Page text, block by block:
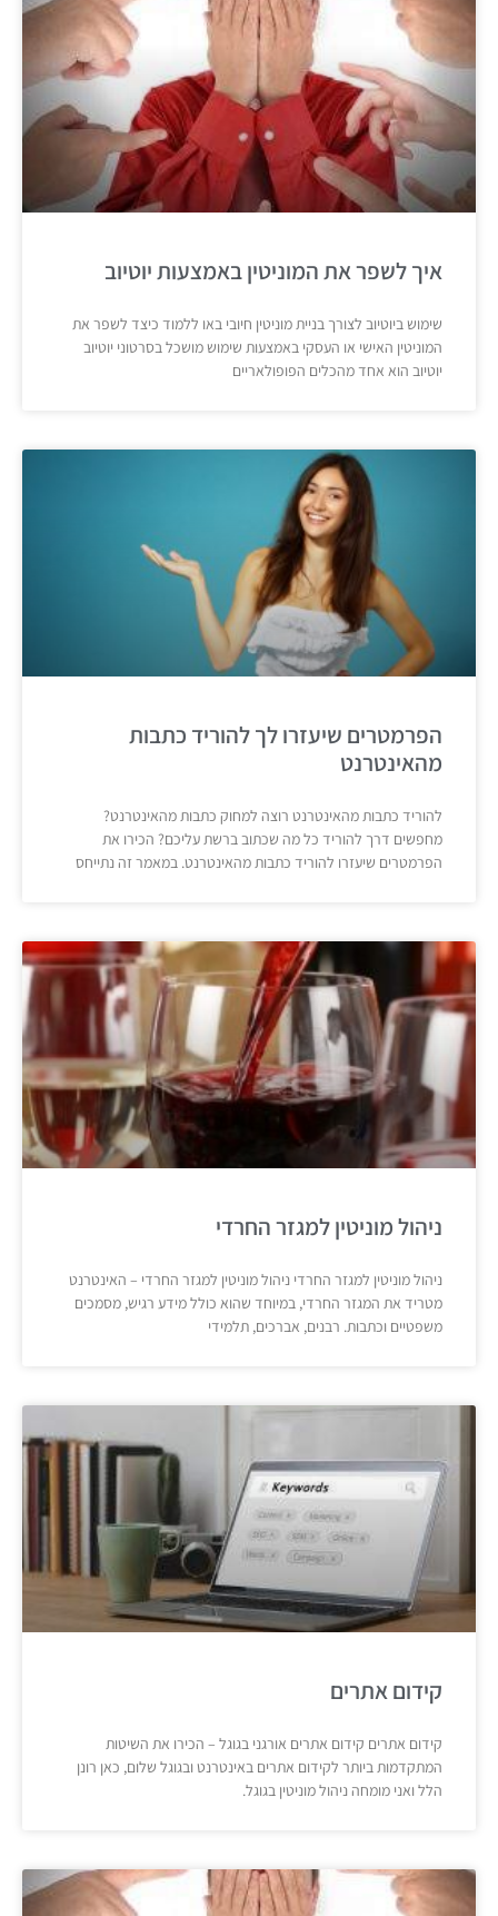
איך לשפר את המוניטין באמצעות יוטיוב
שימוש ביוטיוב לצורך בניית מוניטין חיובי באו ללמוד כיצד לשפר את
המוניטין האישי או העסקי באמצעות שימוש מושכל בסרטוני יוטיוב
יוטיוב הוא אחד מהכלים הפופולאריים
הפרמטרים שיעזרו לך להוריד כתבות
מהאינטרנט
להוריד כתבות מהאינטרנט רוצה למחוק כתבות מהאינטרנט?
מחפשים דרך להוריד כל מה שכתוב ברשת עליכם? הכירו את
הפרמטרים שיעזרו להוריד כתבות מהאינטרנט. במאמר זה נתייחס
ניהול מוניטין למגזר החרדי
ניהול מוניטין למגזר החרדי ניהול מוניטין למגזר החרדי – האינטרנט
מטריד את המגזר החרדי, במיוחד שהוא כולל מידע רגיש, מסמכים
משפטיים וכתבות. רבנים, אברכים, תלמידי
קידום אתרים
קידום אתרים קידום אתרים אורגני בגוגל – הכירו את השיטות
המתקדמות ביותר לקידום אתרים באינטרנט ובגוגל שלום, כאן רונן
הלל ואני מומחה ניהול מוניטין בגוגל.